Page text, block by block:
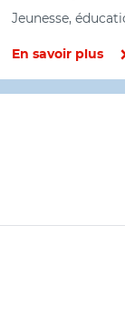
Jeunesse,
En savoir plus